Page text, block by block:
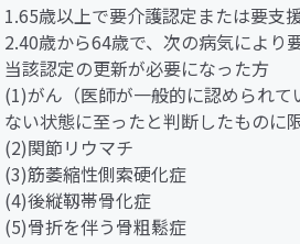
1.65歳以上で要介護認定または要支
2.40歳から64歳で、次の病気により
当該認定の更新が必要になった方
(1)がん（医師が一般的に認められ
ない状態に至ったと判断したものに限
(2)関節リウマチ
(3)筋萎縮性側索硬化症
(4)後縦靱帯骨化症
(5)骨折を伴う骨粗鬆症